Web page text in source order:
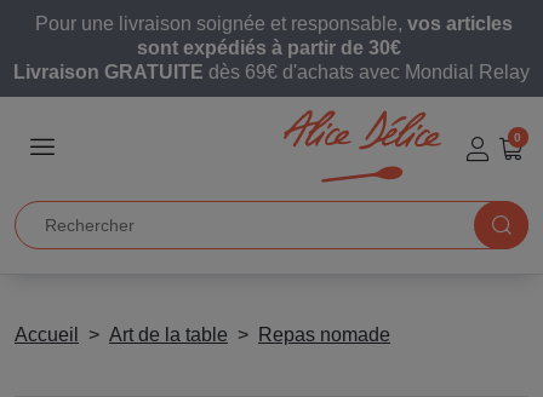
Pour une livraison soignée et responsable, vos articles
sont expédiés à partir de 30€
Livraison GRATUITE dès 69€ d'achats avec Mondial Relay
0
Accueil Art de la table Repas nomade